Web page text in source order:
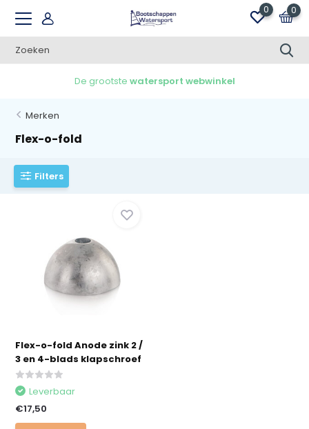
0 0
De grootstewatersport webwinkel
Merken
Flex-o-fold
Filters
Flex-o-fold Anode zink 2 /
3 en 4-blads klapschroef
Leverbaar
€17,50